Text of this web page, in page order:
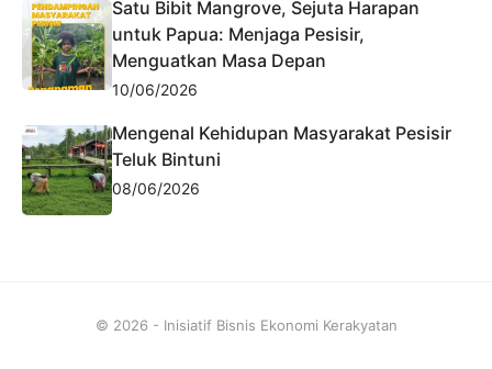
Satu Bibit Mangrove, Sejuta Harapan
untuk Papua: Menjaga Pesisir,
Menguatkan Masa Depan
10/06/2026
Mengenal Kehidupan Masyarakat Pesisir
Teluk Bintuni
08/06/2026
© 2026 - Inisiatif Bisnis Ekonomi Kerakyatan